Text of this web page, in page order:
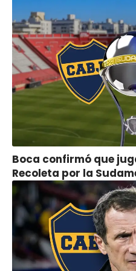
Boca confirmó que
Recoleta por la